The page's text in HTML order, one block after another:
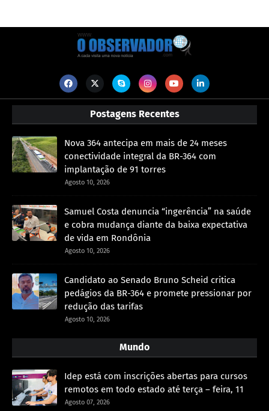
Postagens Recentes
Nova 364 antecipa em mais de 24 meses
conectividade integral da BR-364 com
implantação de 91 torres
Agosto 10, 2026
Samuel Costa denuncia “ingerência” na saúde
e cobra mudança diante da baixa expectativa
de vida em Rondônia
Agosto 10, 2026
Candidato ao Senado Bruno Scheid critica
pedágios da BR-364 e promete pressionar por
redução das tarifas
Agosto 10, 2026
Mundo
Idep está com inscrições abertas para cursos
remotos em todo estado até terça – feira, 11
Agosto 07, 2026